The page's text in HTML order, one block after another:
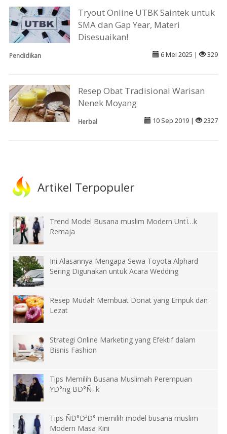
Tryout Online UTBK Saintek untuk
SMA dan Gap Year, Materi
Disesuaikan!
Pendidikan 6 Mei 2025 | 329
Resep Obat Tradisional Warisan
Nenek Moyang
Herbal 10 Sep 2019 | 2327
Artikel Terpopuler
Trend Model Busana muslim Modern UntÏ…k
Remaja
Ini Alasannya Mengapa Sewa Toyota Alphard
Sering Digunakan untuk Acara Wedding
Resep Mudah Membuat Donat yang Empuk dan
Lezat
Strategi Online Marketing yang Efektif dalam
Bisnis Fashion
Tips Memilih Busana Muslimah Perempuan
YÐ°ng BÐ°Ñ–k
Tips ÑÐ°Ð³Ð° memilih model busana muslim
Modern Masa Kini